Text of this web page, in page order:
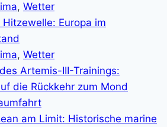
, Wetter
Europa im
, Wetter
Artemis-III-Trainings:
die Rückkehr zum Mond
am Limit: Historische marine